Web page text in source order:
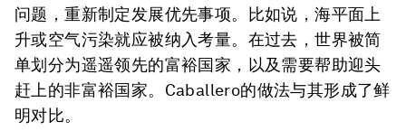
问题，重新制定发展优先事项。比如说，海平面上
升或空气污染就应被纳入考量。在过去，世界被简
单划分为遥遥领先的富裕国家，以及需要帮助迎头
赶上的非富裕国家。Caballero的做法与其形成了鲜
明对比。